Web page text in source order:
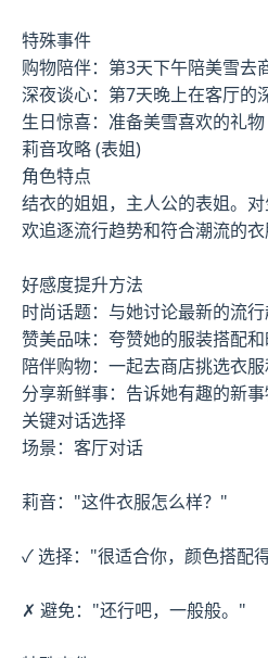
特殊事件
购物陪伴：第3天下午陪美雪去
深夜谈心：第7天晚上在客厅的
生日惊喜：准备美雪喜欢的礼物
莉音攻略 (表姐)
角色特点
结衣的姐姐，主人公的表姐。
欢追逐流行趋势和符合潮流的衣
好感度提升方法
时尚话题：与她讨论最新的流
赞美品味：夸赞她的服装搭配
陪伴购物：一起去商店挑选衣
分享新鲜事：告诉她有趣的新
关键对话选择
场景：客厅对话
莉音："这件衣服怎么样？"
✓ 选择："很适合你，颜色搭配
✗ 避免："还行吧，一般般。"